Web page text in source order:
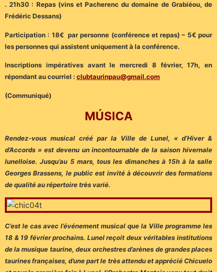
. 21h30 : Repas (vins et Pacherenc du domaine de Grabiéou, de
Frédéric Dessans)
Participation : 18€ par personne (conférence et repas) – 5€ pour
les personnes qui assistent uniquement à la conférence.
Inscriptions impératives avant le mercredi 8 février, 17h, en
répondant au courriel : clubtaurinpau@gmail.com
(Communiqué)
MÚSICA
Rendez-vous musical créé par la Ville de Lunel, « d’Hiver &
d’Accords » est devenu un incontournable de la saison hivernale
lunelloise. Jusqu’au 5 mars, tous les dimanches à 15h à la salle
Georges Brassens, le public est invité à découvrir des formations
de qualité au répertoire très varié.
C’est le cas avec l’événement musical que la Ville programme les
18 & 19 février prochains. Lunel reçoit deux véritables institutions
de la musique taurine, deux orchestres d’arènes de grandes places
taurines françaises, d’une part le très attendu et apprécié Chicuelo